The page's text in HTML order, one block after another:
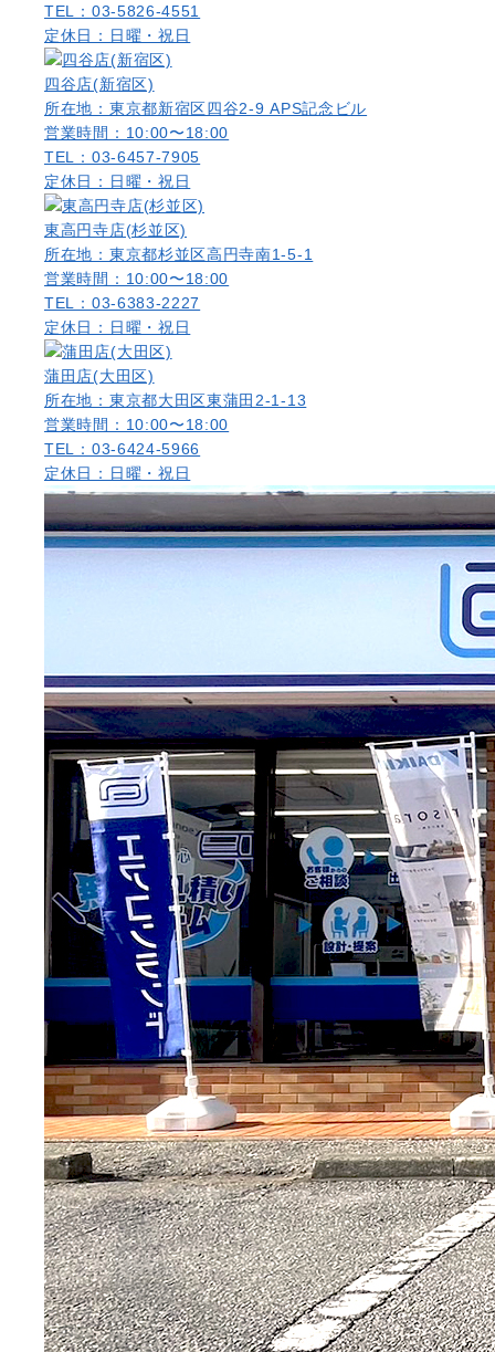
TEL：03-5826-4551
定休日：日曜・祝日
四谷店(新宿区)
所在地：東京都新宿区四谷2-9 APS記念ビル
営業時間：10:00〜18:00
TEL：03-6457-7905
定休日：日曜・祝日
東高円寺店(杉並区)
所在地：東京都杉並区高円寺南1-5-1
営業時間：10:00〜18:00
TEL：03-6383-2227
定休日：日曜・祝日
蒲田店(大田区)
所在地：東京都大田区東蒲田2-1-13
営業時間：10:00〜18:00
TEL：03-6424-5966
定休日：日曜・祝日